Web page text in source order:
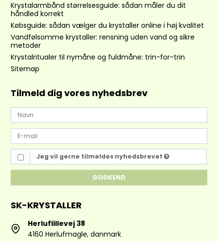
Krystalarmbånd størrelsesguide: sådan måler du dit
håndled korrekt
Købsguide: sådan vælger du krystaller online i høj kvalitet
Vandfølsomme krystaller: rensning uden vand og sikre
metoder
Krystalritualer til nymåne og fuldmåne: trin-for-trin
Sitemap
Tilmeld dig vores nyhedsbrev
Jeg vil gerne tilmeldes nyhedsbrevet
GODKEND
SK-KRYSTALLER
Herluflillevej 38
4160 Herlufmagle, danmark